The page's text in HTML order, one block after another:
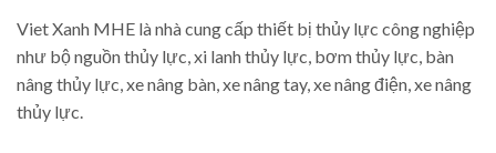
Viet Xanh MHE là nhà cung cấp thiết bị thủy lực công nghiệp
như bộ nguồn thủy lực, xi lanh thủy lực, bơm thủy lực, bàn
nâng thủy lực, xe nâng bàn, xe nâng tay, xe nâng điện, xe nâng
thủy lực.